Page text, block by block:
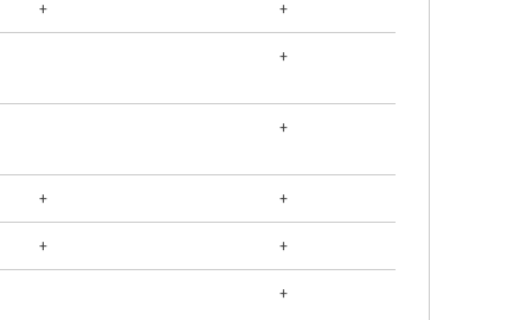
+ +
+
+
+ +
+ +
+